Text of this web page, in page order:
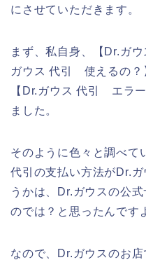
にさせていただきます。
まず、私自身、【Dr.ガ
ガウス 代引 使えるの？
【Dr.ガウス 代引 エラ
ました。
そのように色々と調べて
代引の支払い方法がDr.
うかは、Dr.ガウスの公
のでは？と思ったんです
なので、Dr.ガウスのお